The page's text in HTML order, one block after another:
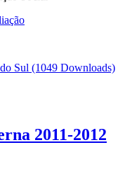
Sul (1049 Downloads)
2011-2012